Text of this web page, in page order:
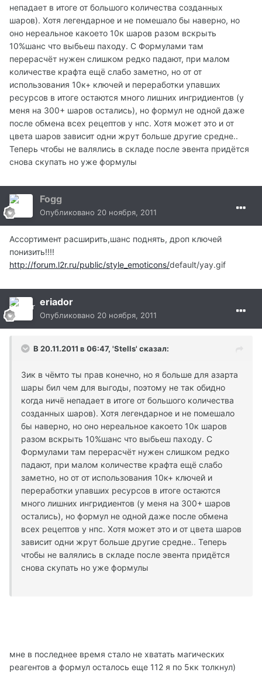
непадает в итоге от большого количества созданных
шаров). Хотя легендарное и не помешало бы наверно, но
оно нереальное какоето 10к шаров разом вскрыть
10%шанс что выбьеш паходу. С Формулами там
перерасчёт нужен слишком редко падают, при малом
количестве крафта ещё слабо заметно, но от от
использования 10к+ ключей и переработки упавших
ресурсов в итоге остаются много лишних ингридиентов (у
меня на 300+ шаров остались), но формул не одной даже
после обмена всех рецептов у нпс. Хотя может это и от
цвета шаров зависит одни жрут больше другие средне..
Теперь чтобы не валялись в складе после эвента придётся
снова скупать но уже формулы
Fogg
Опубликовано 20 ноября, 2011
Ассортимент расширить,шанс поднять, дроп ключей
понизить!!!!
http://forum.l2r.ru/public/style_emoticons/default/yay.gif
eriador
Опубликовано 20 ноября, 2011
В 20.11.2011 в 06:47, 'Stells' сказал:
Зик в чёмто ты прав конечно, но я больше для азарта
шары бил чем для выгоды, поэтому не так обидно
когда ничё непадает в итоге от большого количества
созданных шаров). Хотя легендарное и не помешало
бы наверно, но оно нереальное какоето 10к шаров
разом вскрыть 10%шанс что выбьеш паходу. С
Формулами там перерасчёт нужен слишком редко
падают, при малом количестве крафта ещё слабо
заметно, но от от использования 10к+ ключей и
переработки упавших ресурсов в итоге остаются
много лишних ингридиентов (у меня на 300+ шаров
остались), но формул не одной даже после обмена
всех рецептов у нпс. Хотя может это и от цвета шаров
зависит одни жрут больше другие средне.. Теперь
чтобы не валялись в складе после эвента придётся
снова скупать но уже формулы
мне в последнее время стало не хватать магических
реагентов а формул осталось еще 112 я по 5кк толкнул)